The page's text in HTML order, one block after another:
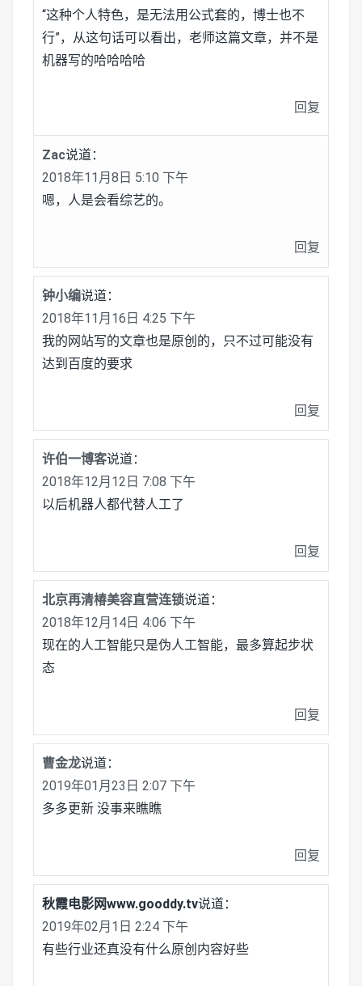
“这种个人特色，是无法用公式套的，博士也不
行”，从这句话可以看出，老师这篇文章，并不是
机器写的哈哈哈哈
回复
Zac说道：
2018年11月8日 5:10 下午
嗯，人是会看综艺的。
回复
钟小编说道：
2018年11月16日 4:25 下午
我的网站写的文章也是原创的，只不过可能没有
达到百度的要求
回复
许伯一博客说道：
2018年12月12日 7:08 下午
以后机器人都代替人工了
回复
北京再清椿美容直营连锁说道：
2018年12月14日 4:06 下午
现在的人工智能只是伪人工智能，最多算起步状
态
回复
曹金龙说道：
2019年01月23日 2:07 下午
多多更新 没事来瞧瞧
回复
秋霞电影网www.gooddy.tv说道：
2019年02月1日 2:24 下午
有些行业还真没有什么原创内容好些